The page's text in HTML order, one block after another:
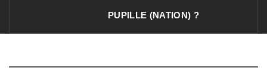
PUPILLE (NATION) ?